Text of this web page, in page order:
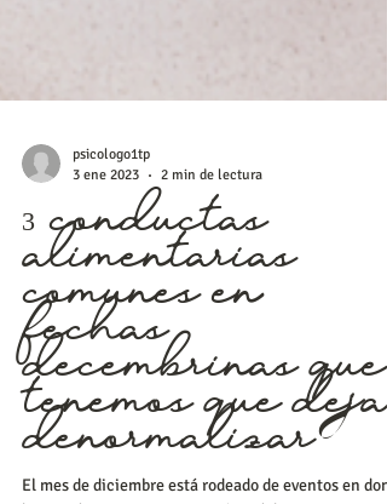
psicologo1tp
3 ene 2023
2 min de lectura
3 conductas
alimentarias
comunes en
fechas
decembrinas que